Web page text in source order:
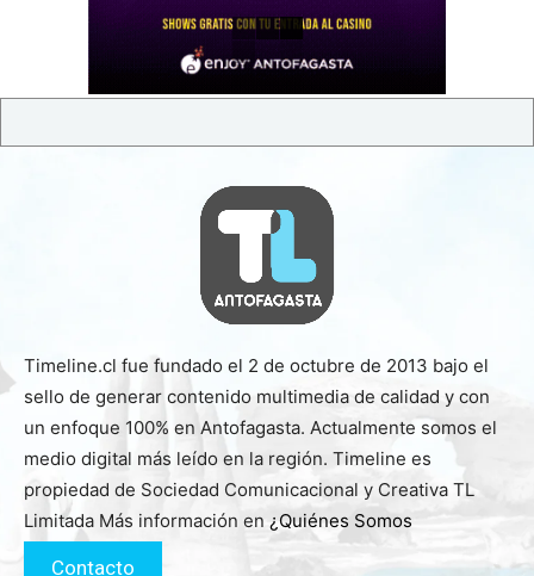
Timeline.cl fue fundado el 2 de octubre de 2013 bajo el
sello de generar contenido multimedia de calidad y con
un enfoque 100% en Antofagasta. Actualmente somos el
medio digital más leído en la región. Timeline es
propiedad de Sociedad Comunicacional y Creativa TL
Limitada Más información en ¿Quiénes Somos
Contacto